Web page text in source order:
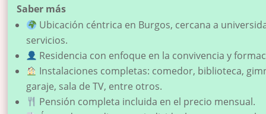
Saber más
Ubicación céntrica en Burgos, cercana a
servicios.
Residencia con enfoque en la convivencia y
Instalaciones completas: comedor, biblioteca,
garaje, sala de TV, entre otros.
Pensión completa incluida en el precio mensual.